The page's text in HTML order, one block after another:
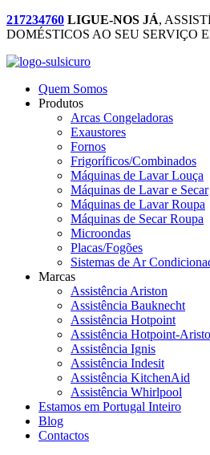
217234760 LIGUE-NOS JÁ,
DOMÉSTICOS AO SEU SERVIÇO
Quem Somos
Produtos
Arcas Congeladoras
Exaustores
Fornos
Frigoríficos/Combinados
Máquinas de Lavar Louça
Máquinas de Lavar e Secar
Máquinas de Lavar Roupa
Máquinas de Secar Roupa
Microondas
Placas/Fogões
Sistemas de Ar
Marcas
Assistência Ariston
Assistência Bauknecht
Assistência Hotpoint
Assistência Hotpoint-
Assistência Ignis
Assistência Indesit
Assistência KitchenAid
Assistência Whirlpool
Estamos em Portugal Inteiro
Blog
Contactos